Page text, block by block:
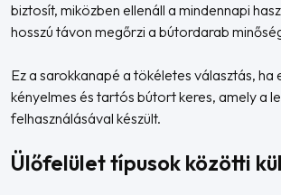
biztosít, miközben ellenáll a mindennapi
hosszú távon megőrzi a bútordarab
Ez a sarokkanapé a tökéletes választás, ha
kényelmes és tartós bútort keres, amely a
felhasználásával készült.
Ülőfelület típusok közötti